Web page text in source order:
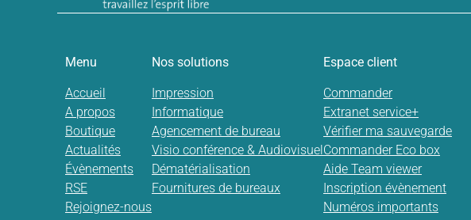
Menu
Accueil
A propos
Boutique
Actualités
Évènements
RSE
Rejoignez-nous
Nos solutions
Impression
Informatique
Agencement de bureau
Visio conférence & Audiovisuel
Dématérialisation
Fournitures de bureaux
Espace client
Commander
Extranet service+
Vérifier ma sauvegarde
Commander Eco box
Aide Team viewer
Inscription évènement
Numéros importants